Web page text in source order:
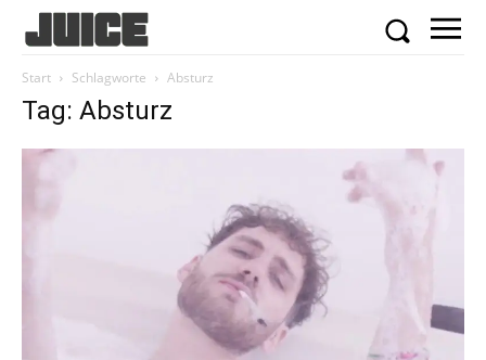
Start Schlagworte Absturz
Tag: Absturz